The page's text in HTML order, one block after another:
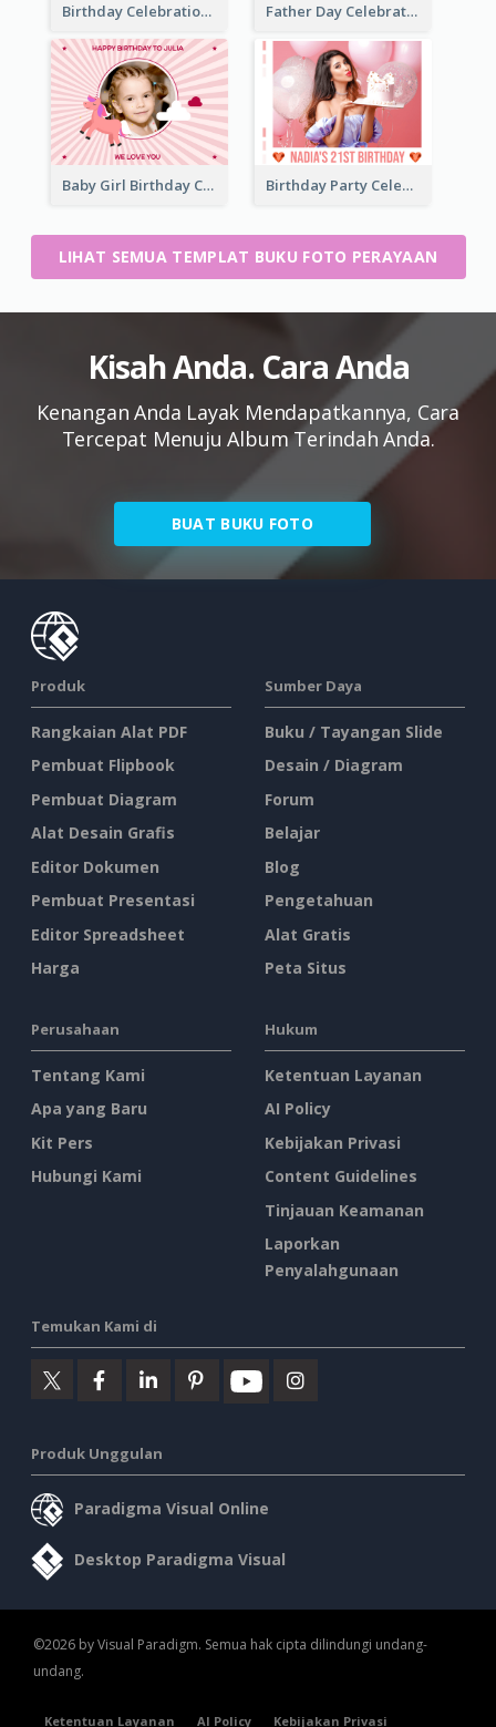
Birthday Celebration Photo Book Father Day Celebration Photo Book With Quotes
Baby Girl Birthday Celebration Photo Book Birthday Party Celebration Photo Book
LIHAT SEMUA TEMPLAT BUKU FOTO PERAYAAN
Kisah Anda. Cara Anda
Kenangan Anda Layak Mendapatkannya, Cara
Tercepat Menuju Album Terindah Anda.
BUAT BUKU FOTO
Produk
Rangkaian Alat PDF
Pembuat Flipbook
Pembuat Diagram
Alat Desain Grafis
Editor Dokumen
Pembuat Presentasi
Editor Spreadsheet
Harga
Sumber Daya
Buku / Tayangan Slide
Desain / Diagram
Forum
Belajar
Blog
Pengetahuan
Alat Gratis
Peta Situs
Perusahaan
Tentang Kami
Apa yang Baru
Kit Pers
Hubungi Kami
Hukum
Ketentuan Layanan
AI Policy
Kebijakan Privasi
Content Guidelines
Tinjauan Keamanan
Laporkan
Penyalahgunaan
Temukan Kami di
Produk Unggulan
Paradigma Visual Online
Desktop Paradigma Visual
©2026 by Visual Paradigm. Semua hak cipta dilindungi undang-
undang.
Ketentuan Layanan AI Policy Kebijakan Privasi